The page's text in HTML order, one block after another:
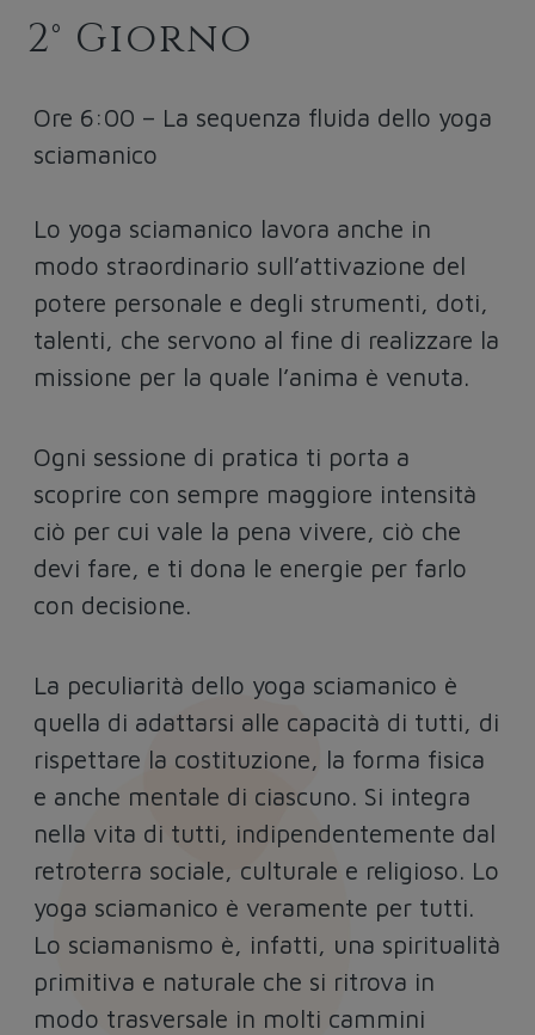
2° Giorno
Ore 6:00 – La sequenza fluida dello yoga
sciamanico
Lo yoga sciamanico lavora anche in
modo straordinario sull’attivazione del
potere personale e degli strumenti, doti,
talenti, che servono al fine di realizzare la
missione per la quale l’anima è venuta.
Ogni sessione di pratica ti porta a
scoprire con sempre maggiore intensità
ciò per cui vale la pena vivere, ciò che
devi fare, e ti dona le energie per farlo
con decisione.
La peculiarità dello yoga sciamanico è
quella di adattarsi alle capacità di tutti, di
rispettare la costituzione, la forma fisica
e anche mentale di ciascuno. Si integra
nella vita di tutti, indipendentemente dal
retroterra sociale, culturale e religioso. Lo
yoga sciamanico è veramente per tutti.
Lo sciamanismo è, infatti, una spiritualità
primitiva e naturale che si ritrova in
modo trasversale in molti cammini